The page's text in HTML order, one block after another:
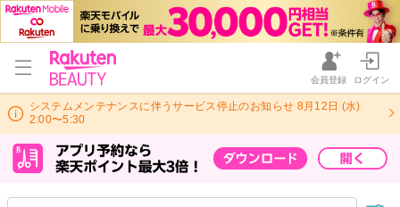
会員登録 ログイン
システムメンテナンスに伴うサービス停止のお知らせ 8月12日 (水)
2:00〜5:30